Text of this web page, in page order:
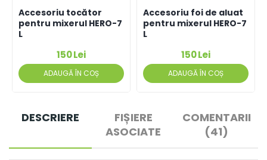
Accesoriu tocător
pentru mixerul HERO-7
L
150 Lei
ADAUGĂ ÎN COȘ
Accesoriu foi de aluat
pentru mixerul HERO-7
L
150 Lei
ADAUGĂ ÎN COȘ
DESCRIERE
FIȘIERE
ASOCIATE
COMENTARII
(41)